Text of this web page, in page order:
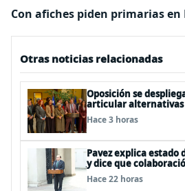
Con afiches piden primarias en
Otras noticias relacionadas
Oposición se
articular alternativas
Hace 3 horas
Pavez explica estado
y dice que
policías, “es algo del
analizar”
Hace 22 horas